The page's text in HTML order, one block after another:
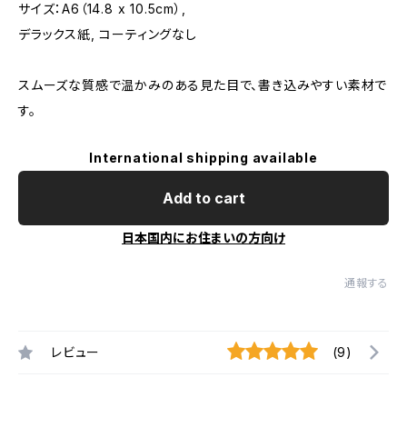
サイズ：A6（14.8 x 10.5cm）,
デラックス紙, コーティングなし
スムーズな質感で温かみのある見た目で、書き込みやすい素材で
す。
International shipping available
Add to cart
日本国内にお住まいの方向け
通報する
レビュー (9)